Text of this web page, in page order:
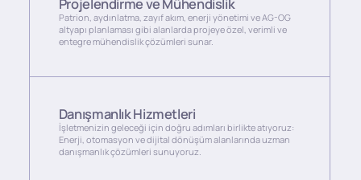
Patrion, aydınlatma, zayıf akım, enerji yönetimi ve AG-OG
altyapı planlaması gibi alanlarda projeye özel, verimli ve
entegre mühendislik çözümleri sunar.
Danışmanlık Hizmetleri
İşletmenizin geleceği için doğru adımları birlikte atıyoruz:
Enerji, otomasyon ve dijital dönüşüm alanlarında uzman
danışmanlık çözümleri sunuyoruz.